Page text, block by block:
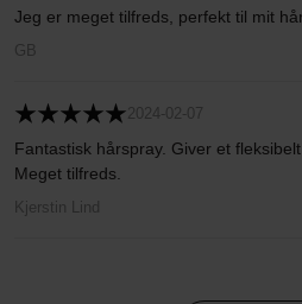
Jeg er meget tilfreds, perfekt til mit
GB
2024-02-07
Fantastisk hårspray. Giver et
Meget tilfreds.
Kjerstin Lind